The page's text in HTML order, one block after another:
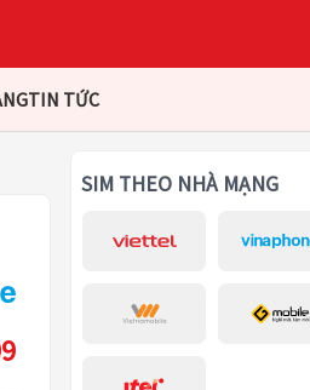
TIN TỨC
SIM THEO NHÀ MẠNG